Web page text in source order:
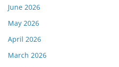
June 2026
May 2026
April 2026
March 2026